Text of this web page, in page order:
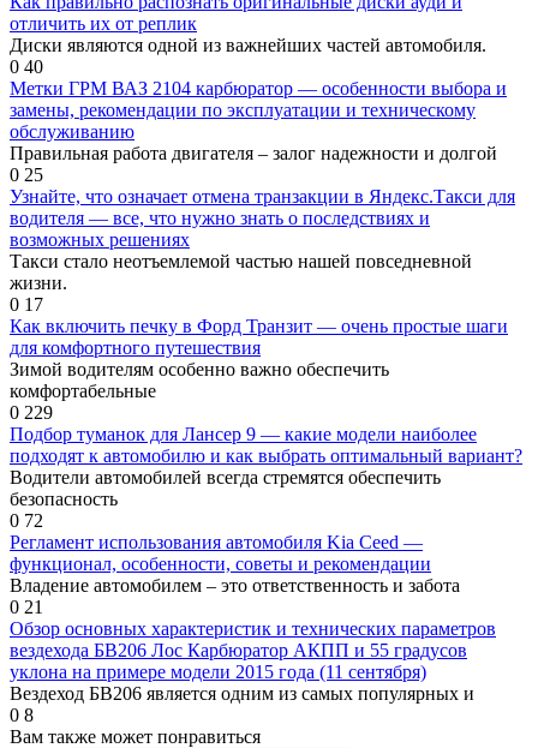
отличить их от реплик
Диски являются одной из важнейших частей автомобиля.
0 40
Метки ГРМ ВАЗ 2104 карбюратор — особенности выбора и
замены, рекомендации по эксплуатации и техническому
обслуживанию
Правильная работа двигателя – залог надежности и долгой
0 25
Узнайте, что означает отмена транзакции в Яндекс.Такси для
водителя — все, что нужно знать о последствиях и
возможных решениях
Такси стало неотъемлемой частью нашей повседневной
жизни.
0 17
Как включить печку в Форд Транзит — очень простые шаги
для комфортного путешествия
Зимой водителям особенно важно обеспечить
комфортабельные
0 229
Подбор туманок для Лансер 9 — какие модели наиболее
подходят к автомобилю и как выбрать оптимальный вариант?
Водители автомобилей всегда стремятся обеспечить
безопасность
0 72
Регламент использования автомобиля Kia Ceed —
функционал, особенности, советы и рекомендации
Владение автомобилем – это ответственность и забота
0 21
Обзор основных характеристик и технических параметров
вездехода БВ206 Лос Карбюратор АКПП и 55 градусов
уклона на примере модели 2015 года (11 сентября)
Вездеход БВ206 является одним из самых популярных и
0 8
Вам также может понравиться